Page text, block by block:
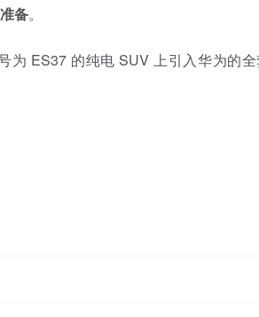
备。
为 ES37 的纯电 SUV 上引入华为的